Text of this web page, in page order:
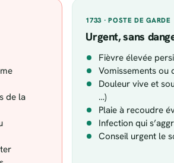
de la
1733 · POSTE DE GARDE
Urgent, sans
Fièvre élevée
Vomissements ou
Douleur vive et
…)
Plaie à recoudre
Infection qui
Conseil urgent le